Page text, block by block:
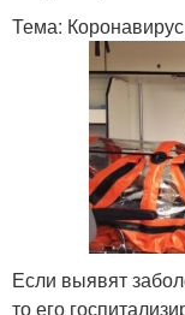
Тема:
Если выявят
то его